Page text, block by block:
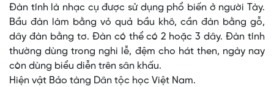
Ðàn tính là nhạc cụ được sử dụng phổ biến ở người Tày.
Bầu đàn làm bằng vỏ quả bầu khô, cần đàn bằng gỗ,
dây đàn bằng tơ. Ðàn có thể có 2 hoặc 3 dây. Ðàn tính
thường dùng trong nghi lễ, đệm cho hát then, ngày nay
còn dùng biểu diễn trên sân khấu.
Hiện vật Bảo tàng Dân tộc học Việt Nam.